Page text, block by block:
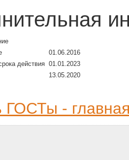
01.06.2016
действия 01.01.2023
13.05.2020
ГОСТы -